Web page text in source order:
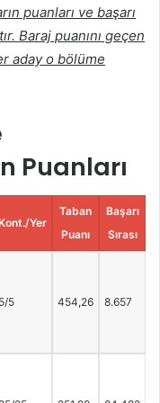
puanları ve başarı
Baraj puanını geçen
aday o bölüme
Puanları
Yer
Taban
Puanı
Başarı
Sırası
5/5 454,26 8.657